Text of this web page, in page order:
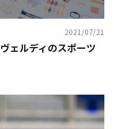
2021/07/21
ェルディのスポーツ